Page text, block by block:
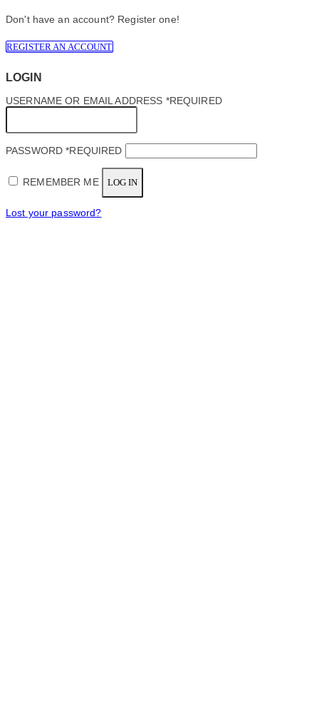
Don't have an account? Register one!
REGISTER AN ACCOUNT
LOGIN
USERNAME OR EMAIL ADDRESS *REQUIRED
PASSWORD*REQUIRED
REMEMBER ME LOG IN
Lost your password?